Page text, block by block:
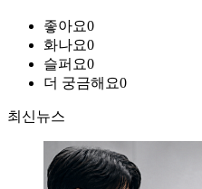
좋아요0
화나요0
슬퍼요0
더 궁금해요0
최신뉴스